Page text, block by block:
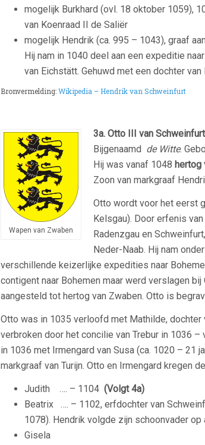
mogelijk Burkhard (ovl. 18 oktober 1059),
van Koenraad II de Saliër
mogelijk Hendrik (ca. 995 – 1043), graaf
Hij nam in 1040 deel aan een expeditie
van Eichstätt. Gehuwd met een dochter
Bronvermelding:Wikipedia – Hendrik van Schweinfurt
Wapen van Zwaben
3a. Otto III van Schweinfurt
Bijgenaamd de Witte.
Hij was vanaf 1048 hertog
Zoon van markgraaf
Otto wordt voor het eerst
Kelsgau). Door erfenis
Radenzgau en
Neder-Naab. Hij nam
verschillende keizerlijke expedities naar
contigent naar Bohemen maar werd verslagen
aangesteld tot hertog van Zwaben. Otto is
Otto was in 1035 verloofd met Mathilde, dochter
verbroken door het concilie van Trebur in 1036
in 1036 met Irmengard van Susa (ca. 1020 – 21
markgraaf van Turijn. Otto en Irmengard kregen
Judith …. – 1104 (Volgt 4a)
Beatrix …. – 1102, erfdochter van
1078). Hendrik volgde zijn schoonvader
Gisela